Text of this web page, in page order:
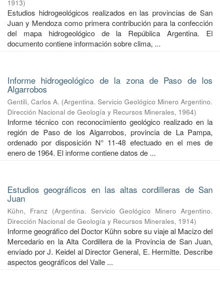
1913)
Estudios hidrogeológicos realizados en las provincias de San
Juan y Mendoza como primera contribución para la confección
del mapa hidrogeológico de la República Argentina. El
documento contiene información sobre clima, ...
Informe hidrogeológico de la zona de Paso de los
Algarrobos
Gentili, Carlos A. (Argentina. Servicio Geológico Minero Argentino.
Dirección Nacional de Geología y Recursos Minerales, 1964)
Informe técnico con reconocimiento geológico realizado en la
región de Paso de los Algarrobos, provincia de La Pampa,
ordenado por disposición N° 11-48 efectuado en el mes de
enero de 1964. El informe contiene datos de ...
Estudios geográficos en las altas cordilleras de San
Juan
Kühn, Franz (Argentina. Servicio Geológico Minero Argentino.
Dirección Nacional de Geología y Recursos Minerales, 1914)
Informe geográfico del Doctor Kühn sobre su viaje al Macizo del
Mercedario en la Alta Cordillera de la Provincia de San Juan,
enviado por J. Keidel al Director General, E. Hermitte. Describe
aspectos geográficos del Valle ...